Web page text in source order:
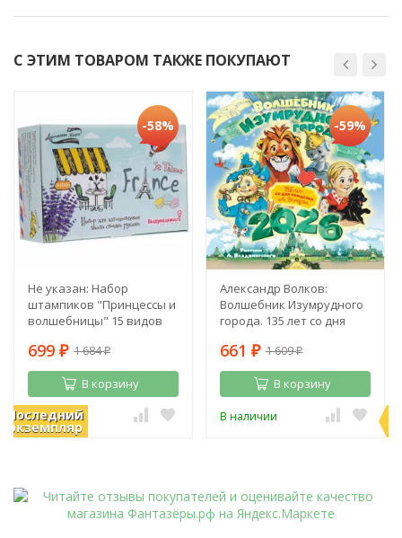
С ЭТИМ ТОВАРОМ ТАКЖЕ ПОКУПАЮТ
Последний
экземпляр
-58%
Не указан: Набор
штампиков "Принцессы и
волшебницы" 15 видов
699 ₽ 1 684₽
В корзину
В наличии
-59%
Александр Волков:
Волшебник Изумрудного
города. 135 лет со дня
661 ₽ 1 609₽
В корзину
В наличии